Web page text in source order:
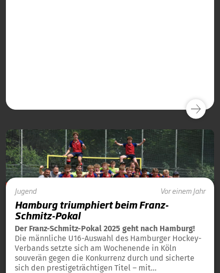
Jugend Vor einem Jahr
Hamburg triumphiert beim Franz-
Schmitz-Pokal
Der Franz-Schmitz-Pokal 2025 geht nach Hamburg!
Die männliche U16-Auswahl des Hamburger Hockey-
Verbands setzte sich am Wochenende in Köln
souverän gegen die Konkurrenz durch und sicherte
sich den prestigeträchtigen Titel – mit